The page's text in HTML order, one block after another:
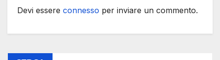
Devi essere connesso per inviare un commento.